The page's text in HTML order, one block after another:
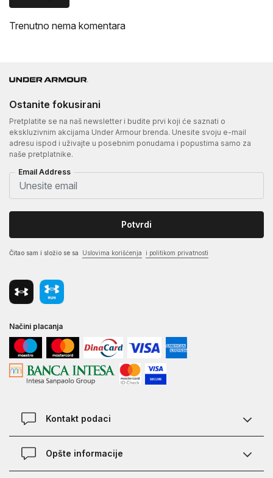
Trenutno nema komentara
Ostanite fokusirani
Pretplatite se na naš newsletter i budite prvi koji će saznati o
ekskluzivnim akcijama Under Armour brenda. Unesite svoju e-mail
adresu ispod i uživajte u posebnim ponudama i popustima samo za
naše pretplatnike.
Email Address
Potvrdi
Čitao sam i složio se sa Uslovima korišćenja i politikom privatnosti
Načini placanja
Kontakt podaci
Chat
Opšte informacije